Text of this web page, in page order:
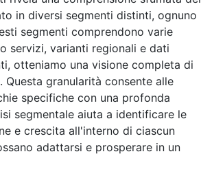
in diversi segmenti distinti, ognuno
segmenti comprendono varie
servizi, varianti regionali e dati
otteniamo una visione completa di
granularità consente alle
specifiche con una profonda
segmentale aiuta a identificare le
e crescita all'interno di ciascun
adattarsi e prosperare in un